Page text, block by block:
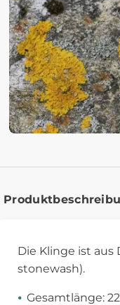
Die Klinge ist aus
stonewash).
Gesamtlänge: